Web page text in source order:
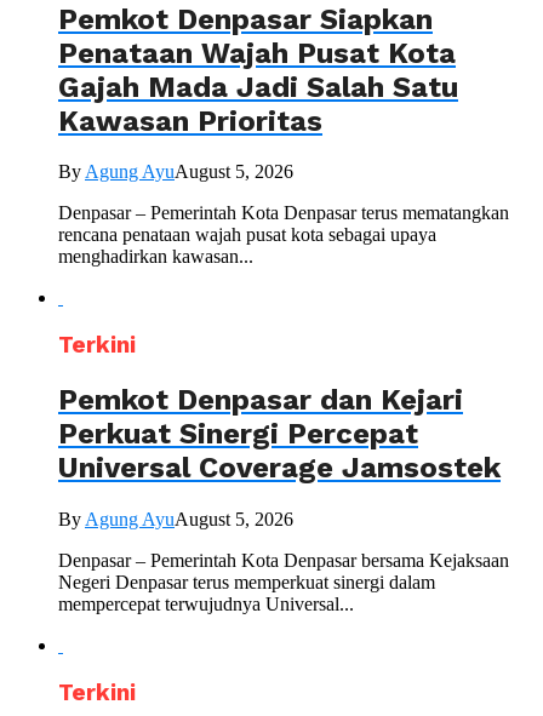
Pemkot Denpasar Siapkan
Penataan Wajah Pusat Kota
Gajah Mada Jadi Salah Satu
Kawasan Prioritas
ByAgung AyuAugust 5, 2026
Denpasar – Pemerintah Kota Denpasar terus mematangkan
rencana penataan wajah pusat kota sebagai upaya
menghadirkan kawasan...
Terkini
Pemkot Denpasar dan Kejari
Perkuat Sinergi Percepat
Universal Coverage Jamsostek
By Agung AyuAugust 5, 2026
Denpasar – Pemerintah Kota Denpasar bersama Kejaksaan
Negeri Denpasar terus memperkuat sinergi dalam
mempercepat terwujudnya Universal...
Terkini